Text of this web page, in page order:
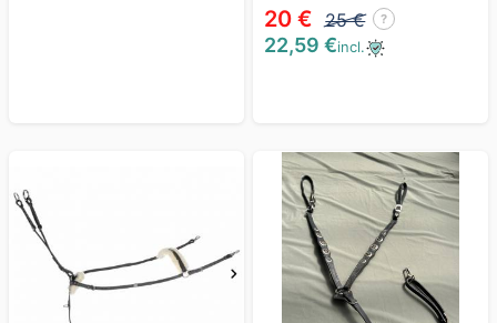
20 € 25 € ?
22,59 €incl.